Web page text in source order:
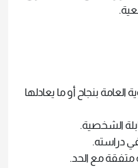
بنجاح أو ما يعادلها
الشخصية.
دراسته.
مع الحد.